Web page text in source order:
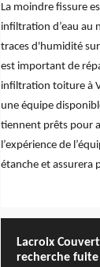
La moindre fissure
infiltration d’eau au
traces d'humidité
est important de
infiltration toiture à
une équipe
tiennent prêts pour
l’expérience de
étanche et assurera
Lacroix
recherche